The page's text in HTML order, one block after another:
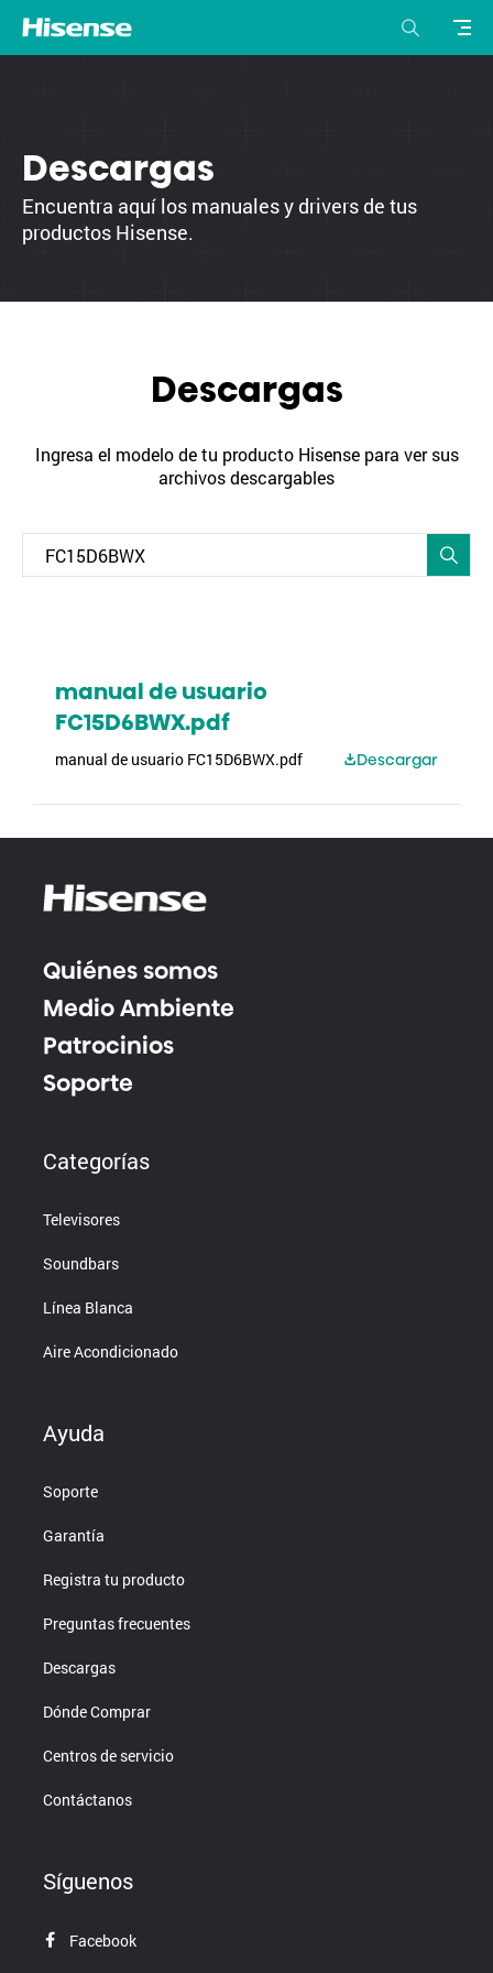
Descargas
Encuentra aquí los manuales y drivers de tus
productos Hisense.
Descargas
Ingresa el modelo de tu producto Hisense para ver sus
archivos descargables
manual de usuario
FC15D6BWX.pdf
manual de usuario FC15D6BWX.pdf Descargar
Quiénes somos
Medio Ambiente
Patrocinios
Soporte
Categorías
Televisores
Soundbars
Línea Blanca
Aire Acondicionado
Ayuda
Soporte
Garantía
Registra tu producto
Preguntas frecuentes
Descargas
Dónde Comprar
Centros de servicio
Contáctanos
Síguenos
Facebook